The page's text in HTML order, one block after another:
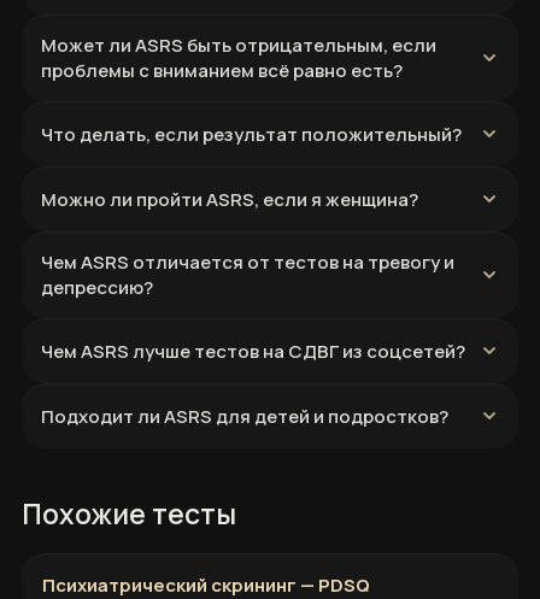
Может ли ASRS быть отрицательным, если
проблемы с вниманием всё равно есть?
Что делать, если результат положительный?
Можно ли пройти ASRS, если я женщина?
Чем ASRS отличается от тестов на тревогу и
депрессию?
Чем ASRS лучше тестов на СДВГ из соцсетей?
Подходит ли ASRS для детей и подростков?
Похожие тесты
Психиатрический скрининг — PDSQ